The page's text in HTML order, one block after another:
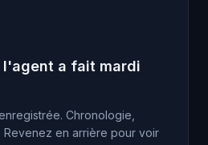
a fait mardi
Chronologie,
en arrière pour voir